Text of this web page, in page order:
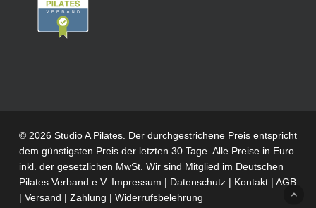
© 2026 Studio A Pilates. Der durchgestrichene Preis entspricht
dem günstigsten Preis der letzten 30 Tage. Alle Preise in Euro
inkl. der gesetzlichen MwSt. Wir sind Mitglied im Deutschen
Pilates Verband e.V. Impressum | Datenschutz| Kontakt| AGB
| Versand | Zahlung | Widerrufsbelehrung